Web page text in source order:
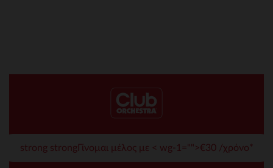
strong strongΓίνομαι μέλος με < wg-1="">€30 /χρόνο*